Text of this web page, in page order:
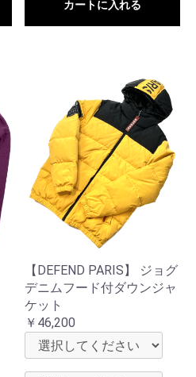
カートに入れる
【DEFEND PARIS】 ジョグ
デニムフード付ダウンジャ
ケット
￥46,200